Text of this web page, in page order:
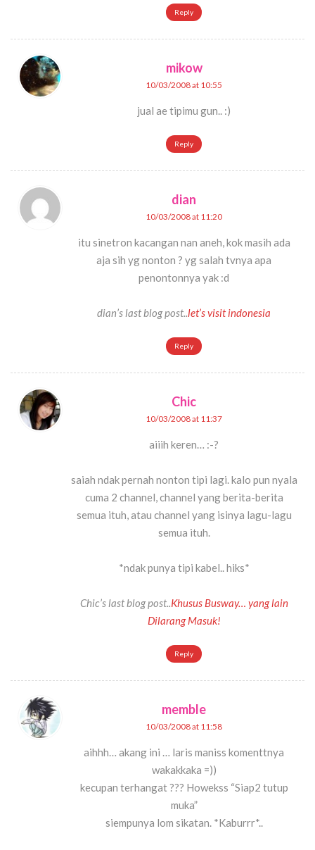
Reply
mikow
10/03/2008 at 10:55
jual ae tipimu gun.. :)
Reply
dian
10/03/2008 at 11:20
itu sinetron kacangan nan aneh, kok masih ada
aja sih yg nonton ? yg salah tvnya apa
penontonnya yak :d
dian’s last blog post..let’s visit indonesia
Reply
Chic
10/03/2008 at 11:37
aiiih keren… :-?
saiah ndak pernah nonton tipi lagi. kalo pun nyala
cuma 2 channel, channel yang berita-berita
semua ituh, atau channel yang isinya lagu-lagu
semua ituh.
*ndak punya tipi kabel.. hiks*
Chic’s last blog post..Khusus Busway… yang lain
Dilarang Masuk!
Reply
memble
10/03/2008 at 11:58
aihhh… akang ini … laris maniss komenttnya
wakakkaka =))
kecupan terhangat ??? Howekss “Siap2 tutup
muka”
siempunya lom sikatan. *Kaburrr*..